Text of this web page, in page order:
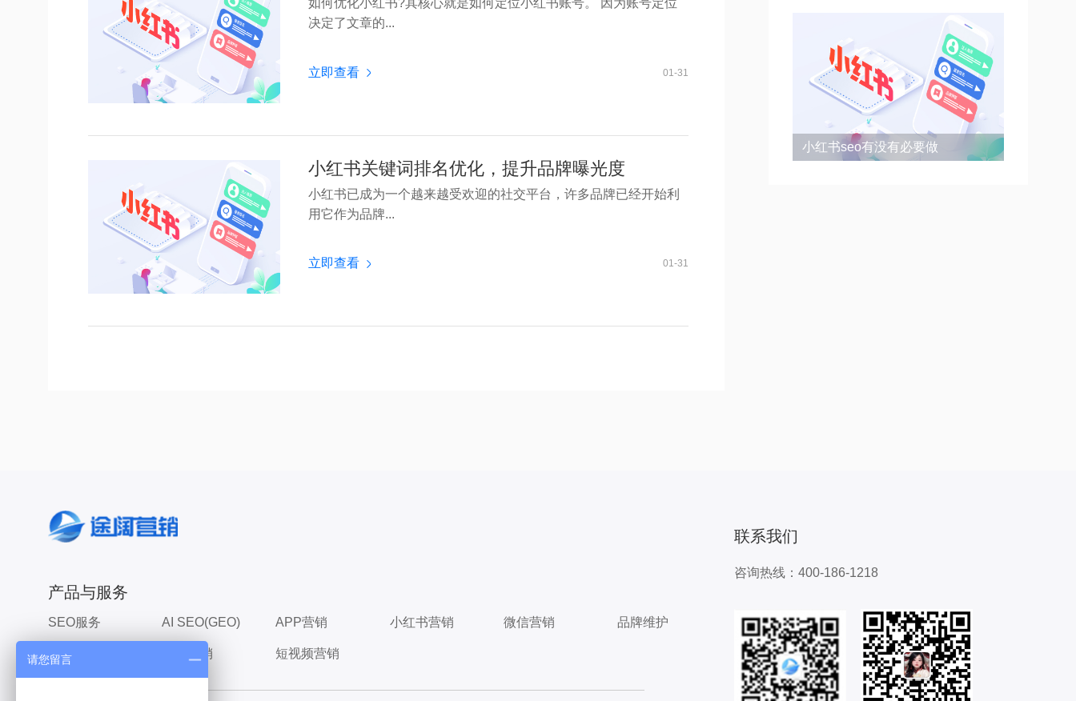
决定了文章的...
立即查看 01-31
小红书关键词排名优化，提升品牌曝光度
小红书已成为一个越来越受欢迎的社交平台，许多品牌已经开始利
用它作为品牌...
立即查看 01-31
小红书seo有没有必要做
产品与服务
SEO服务 AI SEO(GEO) APP营销 小红书营销 微信营销 品牌维护
广告投放 知乎营销 短视频营销
联系我们
咨询热线：400-186-1218
请您留言